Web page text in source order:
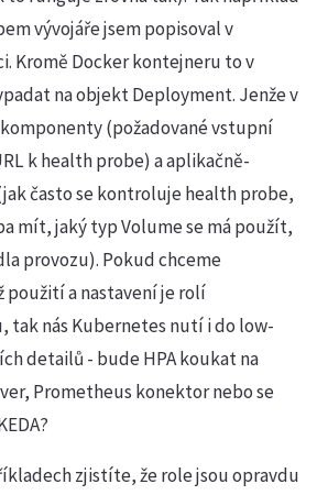
vývojáře jsem popisoval v
Kromě Docker kontejneru to v
na objekt Deployment. Jenže v
(požadované vstupní
k health probe) a aplikačně-
často se kontroluje health probe,
mít, jaký typ Volume se má použít,
provozu). Pokud chceme
použití a nastavení je rolí
tak nás Kubernetes nutí i do low-
detailů - bude HPA koukat na
Prometheus konektor nebo se
zjistíte, že role jsou opravdu